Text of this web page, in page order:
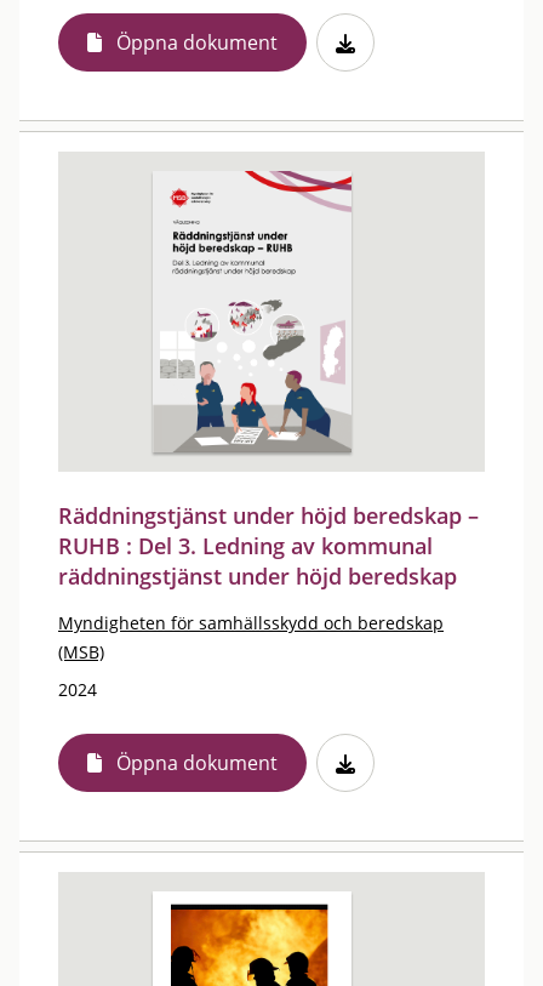
Öppna dokument
Räddningstjänst under höjd beredskap –
RUHB : Del 3. Ledning av kommunal
räddningstjänst under höjd beredskap
Myndigheten för samhällsskydd och beredskap
(MSB)
2024
Öppna dokument